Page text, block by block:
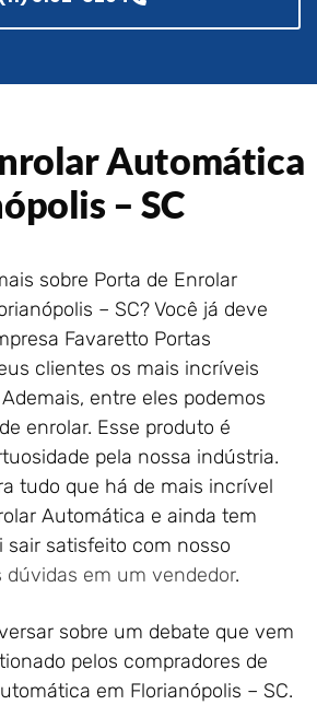
Portão de Garagem de
Enrolar em Petrópolis – RJ
Portão de Garagem de
Enrolar em Nova Iguaçu – RJ
Portão de Garagem de
Enrolar em Nova Friburgo –
Automática
– SC
sobre Porta de Enrolar
– SC? Você já deve
Favaretto Portas
clientes os mais incríveis
entre eles podemos
enrolar. Esse produto é
pela nossa indústria.
tudo que há de mais incrível
Automática e ainda tem
sair satisfeito com nosso
dúvidas em um vendedor.
sobre um debate que vem
pelos compradores de
em Florianópolis – SC.